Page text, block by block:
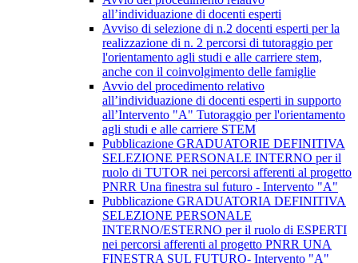
all’individuazione di docenti esperti
Avviso di selezione di n.2 docenti esperti per la
realizzazione di n. 2 percorsi di tutoraggio per
l'orientamento agli studi e alle carriere stem,
anche con il coinvolgimento delle famiglie
Avvio del procedimento relativo
all’individuazione di docenti esperti in supporto
all’Intervento "A" Tutoraggio per l'orientamento
agli studi e alle carriere STEM
Pubblicazione GRADUATORIE DEFINITIVA
SELEZIONE PERSONALE INTERNO per il
ruolo di TUTOR nei percorsi afferenti al progetto
PNRR Una finestra sul futuro - Intervento "A"
Pubblicazione GRADUATORIA DEFINITIVA
SELEZIONE PERSONALE
INTERNO/ESTERNO per il ruolo di ESPERTI
nei percorsi afferenti al progetto PNRR UNA
FINESTRA SUL FUTURO- Intervento "A"